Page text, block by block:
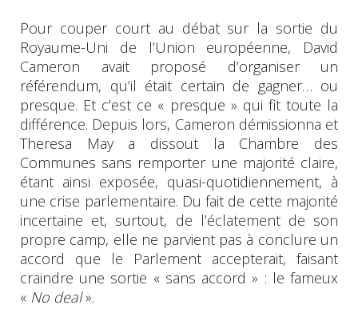
Pour couper court au débat sur la sortie du
Royaume-Uni de l’Union européenne, David
Cameron avait proposé d’organiser un
référendum, qu’il était certain de gagner… ou
presque. Et c’est ce « presque » qui fit toute la
différence. Depuis lors, Cameron démissionna et
Theresa May a dissout la Chambre des
Communes sans remporter une majorité claire,
étant ainsi exposée, quasi-quotidiennement, à
une crise parlementaire. Du fait de cette majorité
incertaine et, surtout, de l’éclatement de son
propre camp, elle ne parvient pas à conclure un
accord que le Parlement accepterait, faisant
craindre une sortie « sans accord » : le fameux
« No deal».